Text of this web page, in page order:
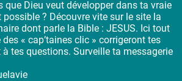
que Dieu veut développer dans ta vraie
possible ? Découvre vite sur le site la
dont parle la Bible : JESUS. Ici tout
« cap’taines clic » corrigeront tes
tes questions. Surveille ta messagerie